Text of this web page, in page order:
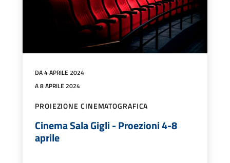
DA 4 APRILE 2024
A 8 APRILE 2024
PROIEZIONE CINEMATOGRAFICA
Cinema Sala Gigli - Proezioni 4-8
aprile